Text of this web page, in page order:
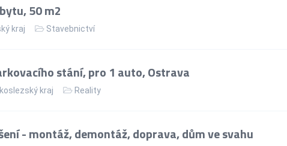
50 m2
kraj Stavebnictví
stání, pro 1 auto, Ostrava
kraj Reality
- montáž, demontáž, doprava, dům ve svahu